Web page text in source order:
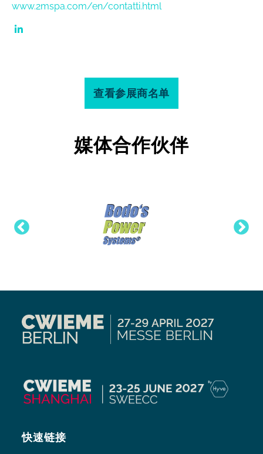
www.2mspa.com/en/contatti.html
查看参展商名单
媒体合作伙伴
快速链接